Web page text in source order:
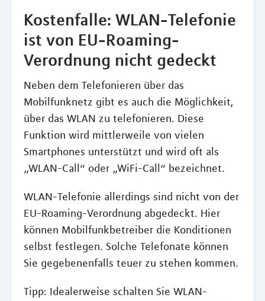
Kostenfalle: WLAN-Telefonie
ist von EU-Roaming-
Verordnung nicht gedeckt
Neben dem Telefonieren über das
Mobilfunknetz gibt es auch die Möglichkeit,
über das WLAN zu telefonieren. Diese
Funktion wird mittlerweile von vielen
Smartphones unterstützt und wird oft als
„WLAN-Call“ oder „WiFi-Call“ bezeichnet.
WLAN-Telefonie allerdings sind nicht von der
EU-Roaming-Verordnung abgedeckt. Hier
können Mobilfunkbetreiber die Konditionen
selbst festlegen. Solche Telefonate können
Sie gegebenenfalls teuer zu stehen kommen.
Tipp: Idealerweise schalten Sie WLAN-